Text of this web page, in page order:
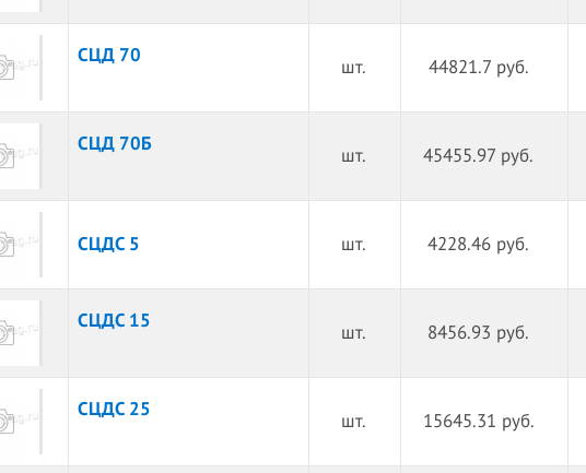
СЦД 70
шт. 44821.7 руб.
СЦД 70Б
шт. 45455.97 руб.
СЦДС 5 шт. 4228.46 руб.
СЦДС 15
шт. 8456.93 руб.
СЦДС 25
шт. 15645.31 руб.